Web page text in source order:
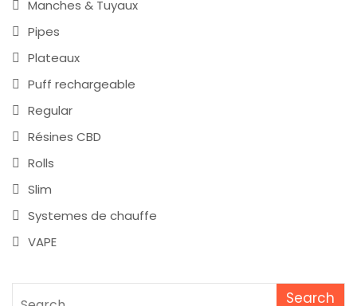
Manches & Tuyaux
Pipes
Plateaux
Puff rechargeable
Regular
Résines CBD
Rolls
Slim
Systemes de chauffe
VAPE